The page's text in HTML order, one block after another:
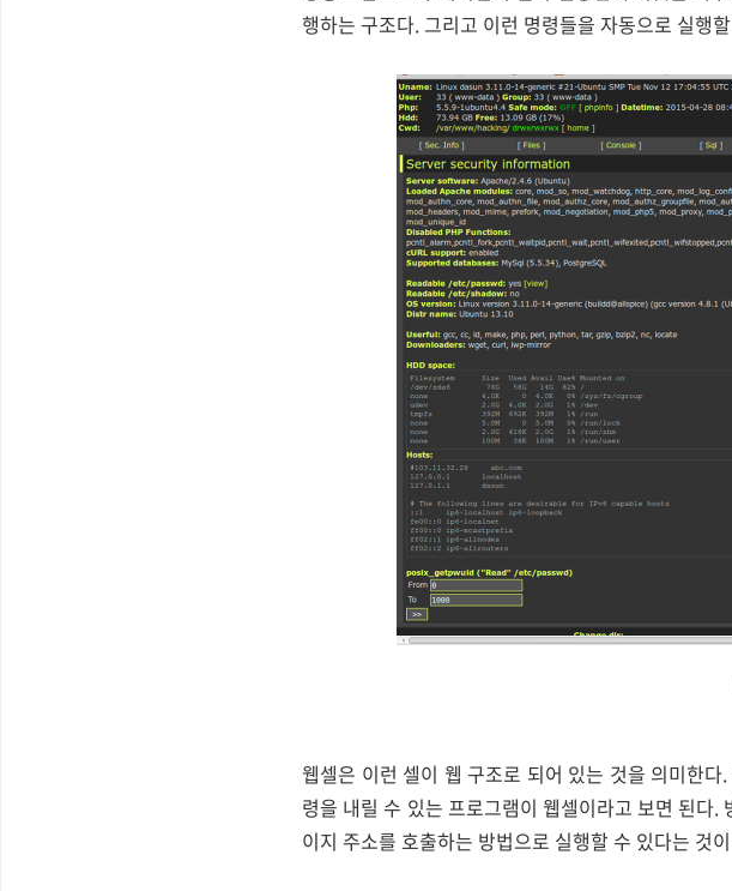
행하는 구조다. 그리고 이런 명령들을 자동으로 실행
웹셀은 이런 셀이 웹 구조로 되어 있는 것을 의미한
령을 내릴 수 있는 프로그램이 웹셀이라고 보면 된다
이지 주소를 호출하는 방법으로 실행할 수 있다는 것